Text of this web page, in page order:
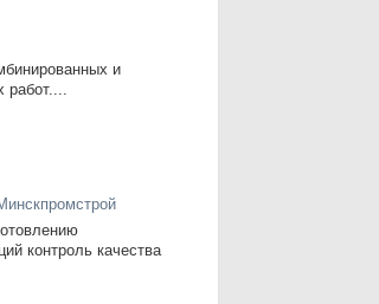
и
работ....
контроль качества